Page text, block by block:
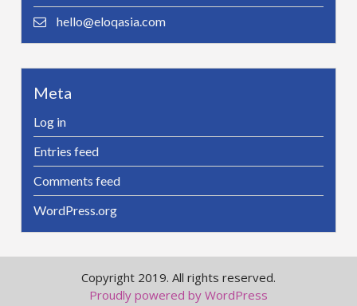
hello@eloqasia.com
Meta
Log in
Entries feed
Comments feed
WordPress.org
Copyright 2019. All rights reserved.
Proudly powered by WordPress